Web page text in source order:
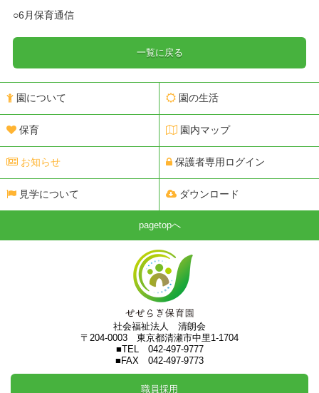
○6月保育通信
一覧に戻る
園について 園の生活
保育 園内マップ
お知らせ 保護者専用ログイン
見学について ダウンロード
pagetopへ
社会福祉法人 清朗会
〒204-0003 東京都清瀬市中里1-1704
■TEL 042-497-9777
■FAX 042-497-9773
職員採用